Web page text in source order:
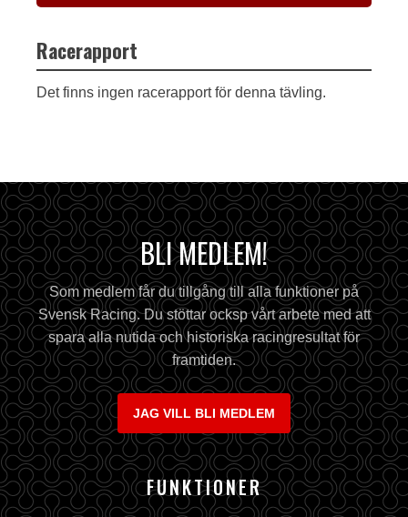
Racerapport
Det finns ingen racerapport för denna tävling.
BLI MEDLEM!
Som medlem får du tillgång till alla funktioner på
Svensk Racing. Du stöttar ocksp vårt arbete med att
spara alla nutida och historiska racingresultat för
framtiden.
JAG VILL BLI MEDLEM
FUNKTIONER